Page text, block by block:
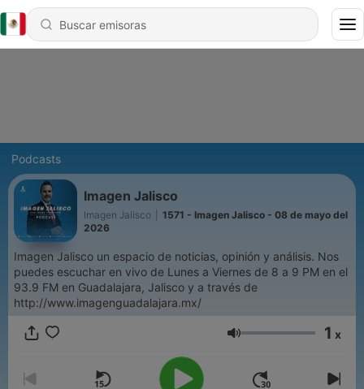
Podcasts
Imagen Jalisco
Imagen Jalisco
1571 - Imagen Jalisco - 08 de mayo del
2026
Imagen Jalisco un espacio de noticias, opinión y análisis. Nos
puedes escuchar en vivo de Lunes a Viernes de 8 a 9 PM en el
93.9 FM en Guadalajara, Jalisco y a través de
http://www.imagenguadalajara.mx/
Volumen 1 x